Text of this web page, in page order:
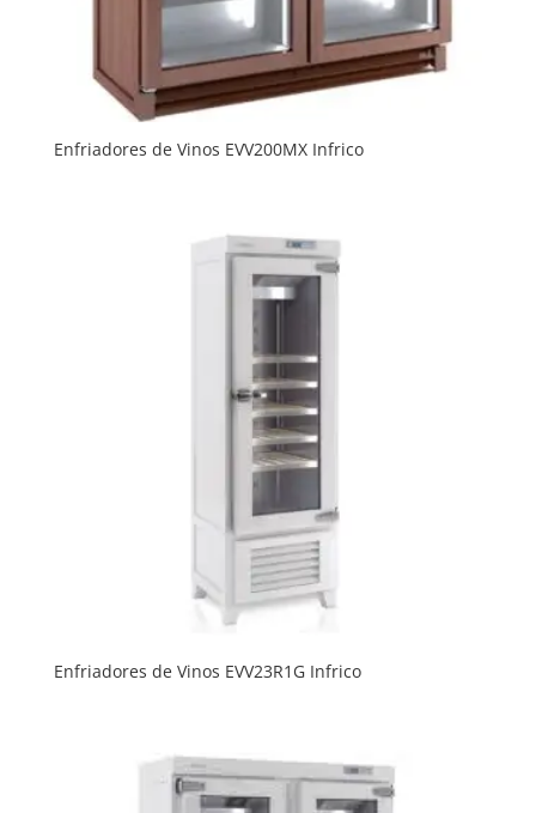
Enfriadores de Vinos EVV200MX Infrico
Enfriadores de Vinos EVV23R1G Infrico